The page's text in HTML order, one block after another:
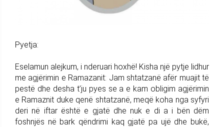
Pyetja:
Eselamun alejkum, i nderuari hoxhë! Kisha një pytje lidhur
me agjërimin e Ramazanit: Jam shtatzanë afër muajit të
pestë dhe desha t’ju pyes se a e kam obligim agjërimin
e Ramaznit duke qenë shtatzanë, meqë koha nga syfyri
deri në iftar është e gjatë dhe nuk e di a i bën dëm
foshnjës në bark qëndrimi kaq gjatë pa ujë dhe bukë,